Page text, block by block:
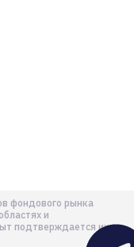
фондового рынка
и
подтверждается их